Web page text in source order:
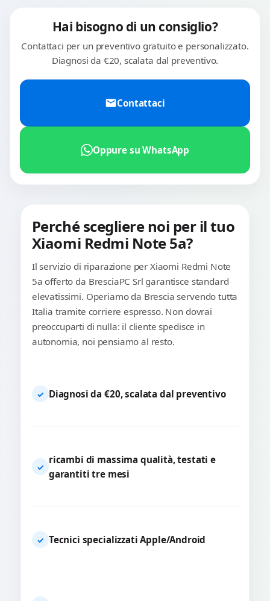
Hai bisogno di un consiglio?
Contattaci per un preventivo gratuito e personalizzato.
Diagnosi da €20, scalata dal preventivo.
Contattaci
Oppure su WhatsApp
Perché scegliere noi per il tuo
Xiaomi Redmi Note 5a?
Il servizio di riparazione per Xiaomi Redmi Note
5a offerto da BresciaPC Srl garantisce standard
elevatissimi. Operiamo da Brescia servendo tutta
Italia tramite corriere espresso. Non dovrai
preoccuparti di nulla: il cliente spedisce in
autonomia, noi pensiamo al resto.
✓ Diagnosi da €20, scalata dal preventivo
✓
ricambi di massima qualità, testati e
garantiti tre mesi
✓ Tecnici specializzati Apple/Android